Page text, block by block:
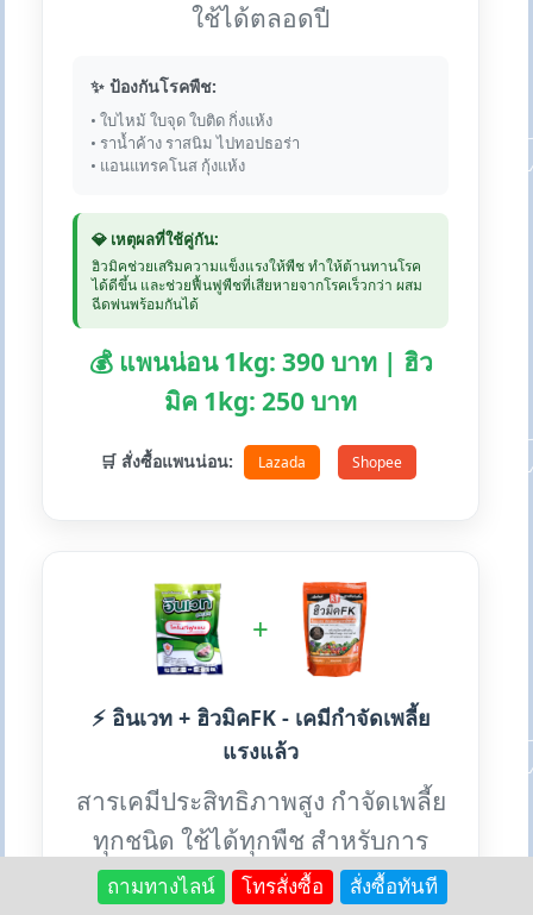
ใช้ได้ตลอดปี
✨ ป้องกันโรคพืช:
• ใบไหม้ ใบจุด ใบติด กิ่งแห้ง
• ราน้ำค้าง ราสนิม ไปทอปธอร่า
• แอนแทรคโนส กุ้งแห้ง
💎 เหตุผลที่ใช้คู่กัน:
ฮิวมิคช่วยเสริมความแข็งแรงให้พืช ทำให้ต้านทานโรค
ได้ดีขึ้น และช่วยฟื้นฟูพืชที่เสียหายจากโรคเร็วกว่า ผสม
ฉีดพ่นพร้อมกันได้
💰 แพนน่อน 1kg: 390 บาท | ฮิว
มิค 1kg: 250 บาท
🛒 สั่งซื้อแพนน่อน: Lazada Shopee
+
⚡ อินเวท + ฮิวมิคFK - เคมีกำจัดเพลี้ย
แรงแล้ว
สารเคมีประสิทธิภาพสูง กำจัดเพลี้ย
ทุกชนิด ใช้ได้ทุกพืช สำหรับการ
ระบาดหนัก
ถามทางไลน์ โทรสั่งซื้อ สั่งซื้อทันที